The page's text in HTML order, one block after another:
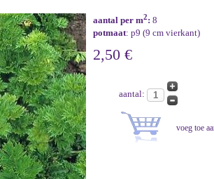
aantal per m2: 8
potmaat: p9 (9 cm vierkant)
2,50 €
aantal: